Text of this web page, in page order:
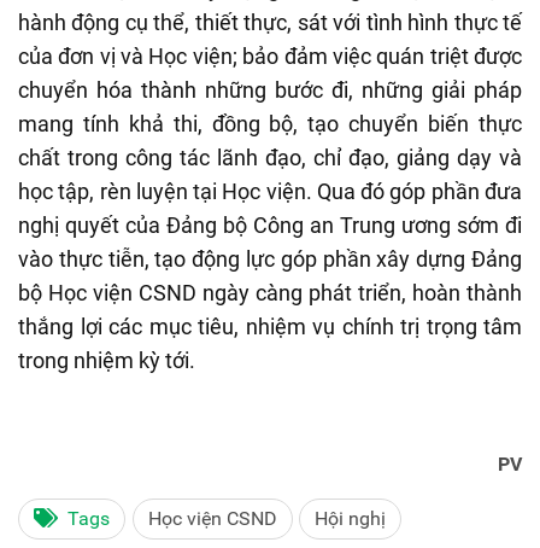
hành động cụ thể, thiết thực, sát với tình hình thực tế
của đơn vị và Học viện; bảo đảm việc quán triệt được
chuyển hóa thành những bước đi, những giải pháp
mang tính khả thi, đồng bộ, tạo chuyển biến thực
chất trong công tác lãnh đạo, chỉ đạo, giảng dạy và
học tập, rèn luyện tại Học viện. Qua đó góp phần đưa
nghị quyết của Đảng bộ Công an Trung ương sớm đi
vào thực tiễn, tạo động lực góp phần xây dựng Đảng
bộ Học viện CSND ngày càng phát triển, hoàn thành
thắng lợi các mục tiêu, nhiệm vụ chính trị trọng tâm
trong nhiệm kỳ tới.
PV
Tags Học viện CSND Hội nghị